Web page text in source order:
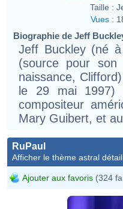
Taille :
Vues :
Biographie de Jeff
Jeff Buckley (né
(source pour
naissance,
le 29 mai 1997)
compositeur
Mary Guibert, et
RuPaul
Afficher le thème astral
Ajouter aux favoris (324